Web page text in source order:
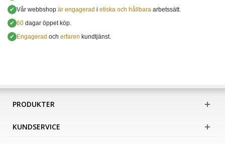
✔ Vår webbshop är engagerad i etiska och hållbara arbetssätt.
✔ 60 dagar öppet köp.
✔ Engagerad och erfaren kundtjänst.
PRODUKTER
KUNDSERVICE